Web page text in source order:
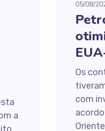
a
05/08/
Os
com